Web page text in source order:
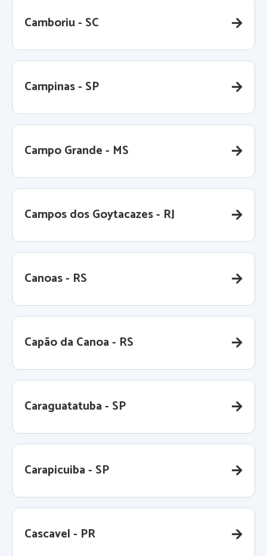
Camboriu - SC
Campinas - SP
Campo Grande - MS
Campos dos Goytacazes - RJ
Canoas - RS
Capão da Canoa - RS
Caraguatatuba - SP
Carapicuiba - SP
Cascavel - PR